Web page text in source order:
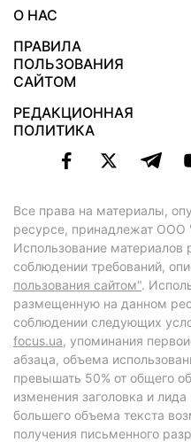
О НАС
ПРАВИЛА
ПОЛЬЗОВАНИЯ
САЙТОМ
РЕДАКЦИОННАЯ
ПОЛИТИКА
Все права на материалы,
ресурсе, принадлежат
Использование материалов
соблюдении требований,
пользования сайтом".
размещенную на данном
соблюдении следующих
focus.ua, упоминания
абзаца, объема
превышать 50% от общего
изменения заголовка и
большего объема текста
получения письменного